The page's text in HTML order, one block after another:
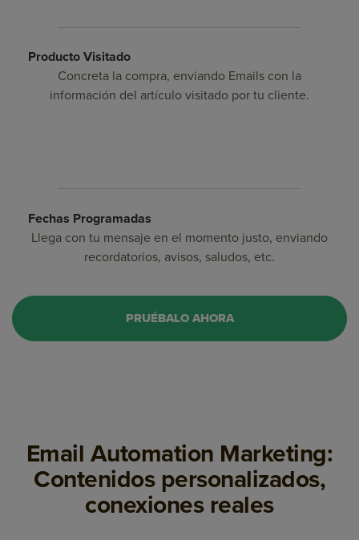
Producto Visitado
Concreta la compra, enviando Emails con la
información del artículo visitado por tu cliente.
Fechas Programadas
Llega con tu mensaje en el momento justo, enviando
recordatorios, avisos, saludos, etc.
PRUÉBALO AHORA
Email Automation Marketing:
Contenidos personalizados,
conexiones reales